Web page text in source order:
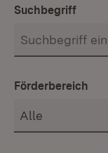
Suchbegriff
Förderbereich